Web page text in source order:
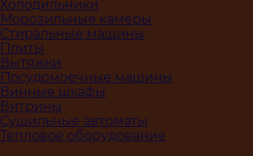
Холодильники
Морозильные камеры
Стиральные машины
Плиты
Вытяжки
Посудомоечные машины
Винные шкафы
Витрины
Сушильные автоматы
Тепловое оборудование